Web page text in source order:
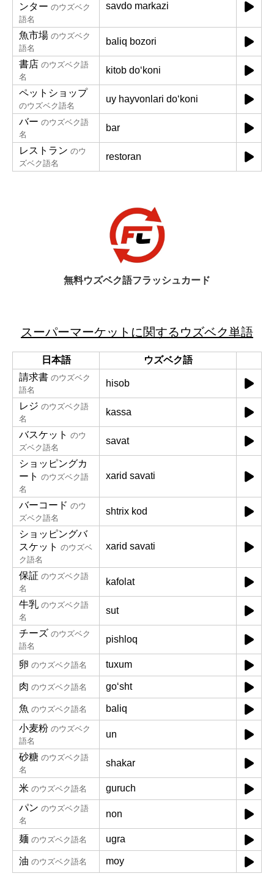
ンター のウズベク
語名
savdo markazi
魚市場 のウズベク
語名
baliq bozori
書店 のウズベク語
名
kitob doʻkoni
ペットショップ
のウズベク語名
uy hayvonlari doʻkoni
バー のウズベク語
名
bar
レストラン のウ
ズベク語名
restoran
無料ウズベク語フラッシュカード
スーパーマーケットに関するウズベク単語
日本語
ウズベク語
請求書 のウズベク
語名
hisob
レジ のウズベク語
名
kassa
バスケット のウ
ズベク語名
savat
ショッピングカ
ート のウズベク語
名
xarid savati
バーコード のウ
ズベク語名
shtrix kod
ショッピングバ
スケット のウズベ
ク語名
xarid savati
保証 のウズベク語
名
kafolat
牛乳 のウズベク語
名
sut
チーズ のウズベク
語名
pishloq
卵 のウズベク語名 tuxum
肉 のウズベク語名 goʻsht
魚 のウズベク語名
baliq
小麦粉 のウズベク
語名
un
砂糖 のウズベク語
名
shakar
米 のウズベク語名
guruch
パン のウズベク語
名
non
麺 のウズベク語名 ugra
油 のウズベク語名 moy